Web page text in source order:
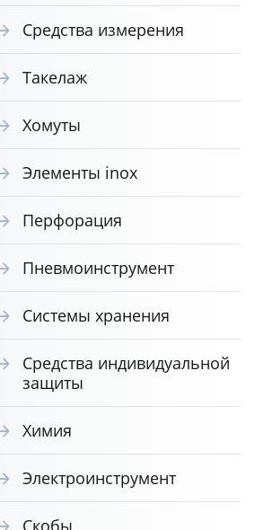
Средства измерения
Такелаж
Хомуты
Элементы inox
Перфорация
Пневмоинструмент
Системы хранения
Средства индивидуальной
защиты
Химия
Электроинструмент
Скобы